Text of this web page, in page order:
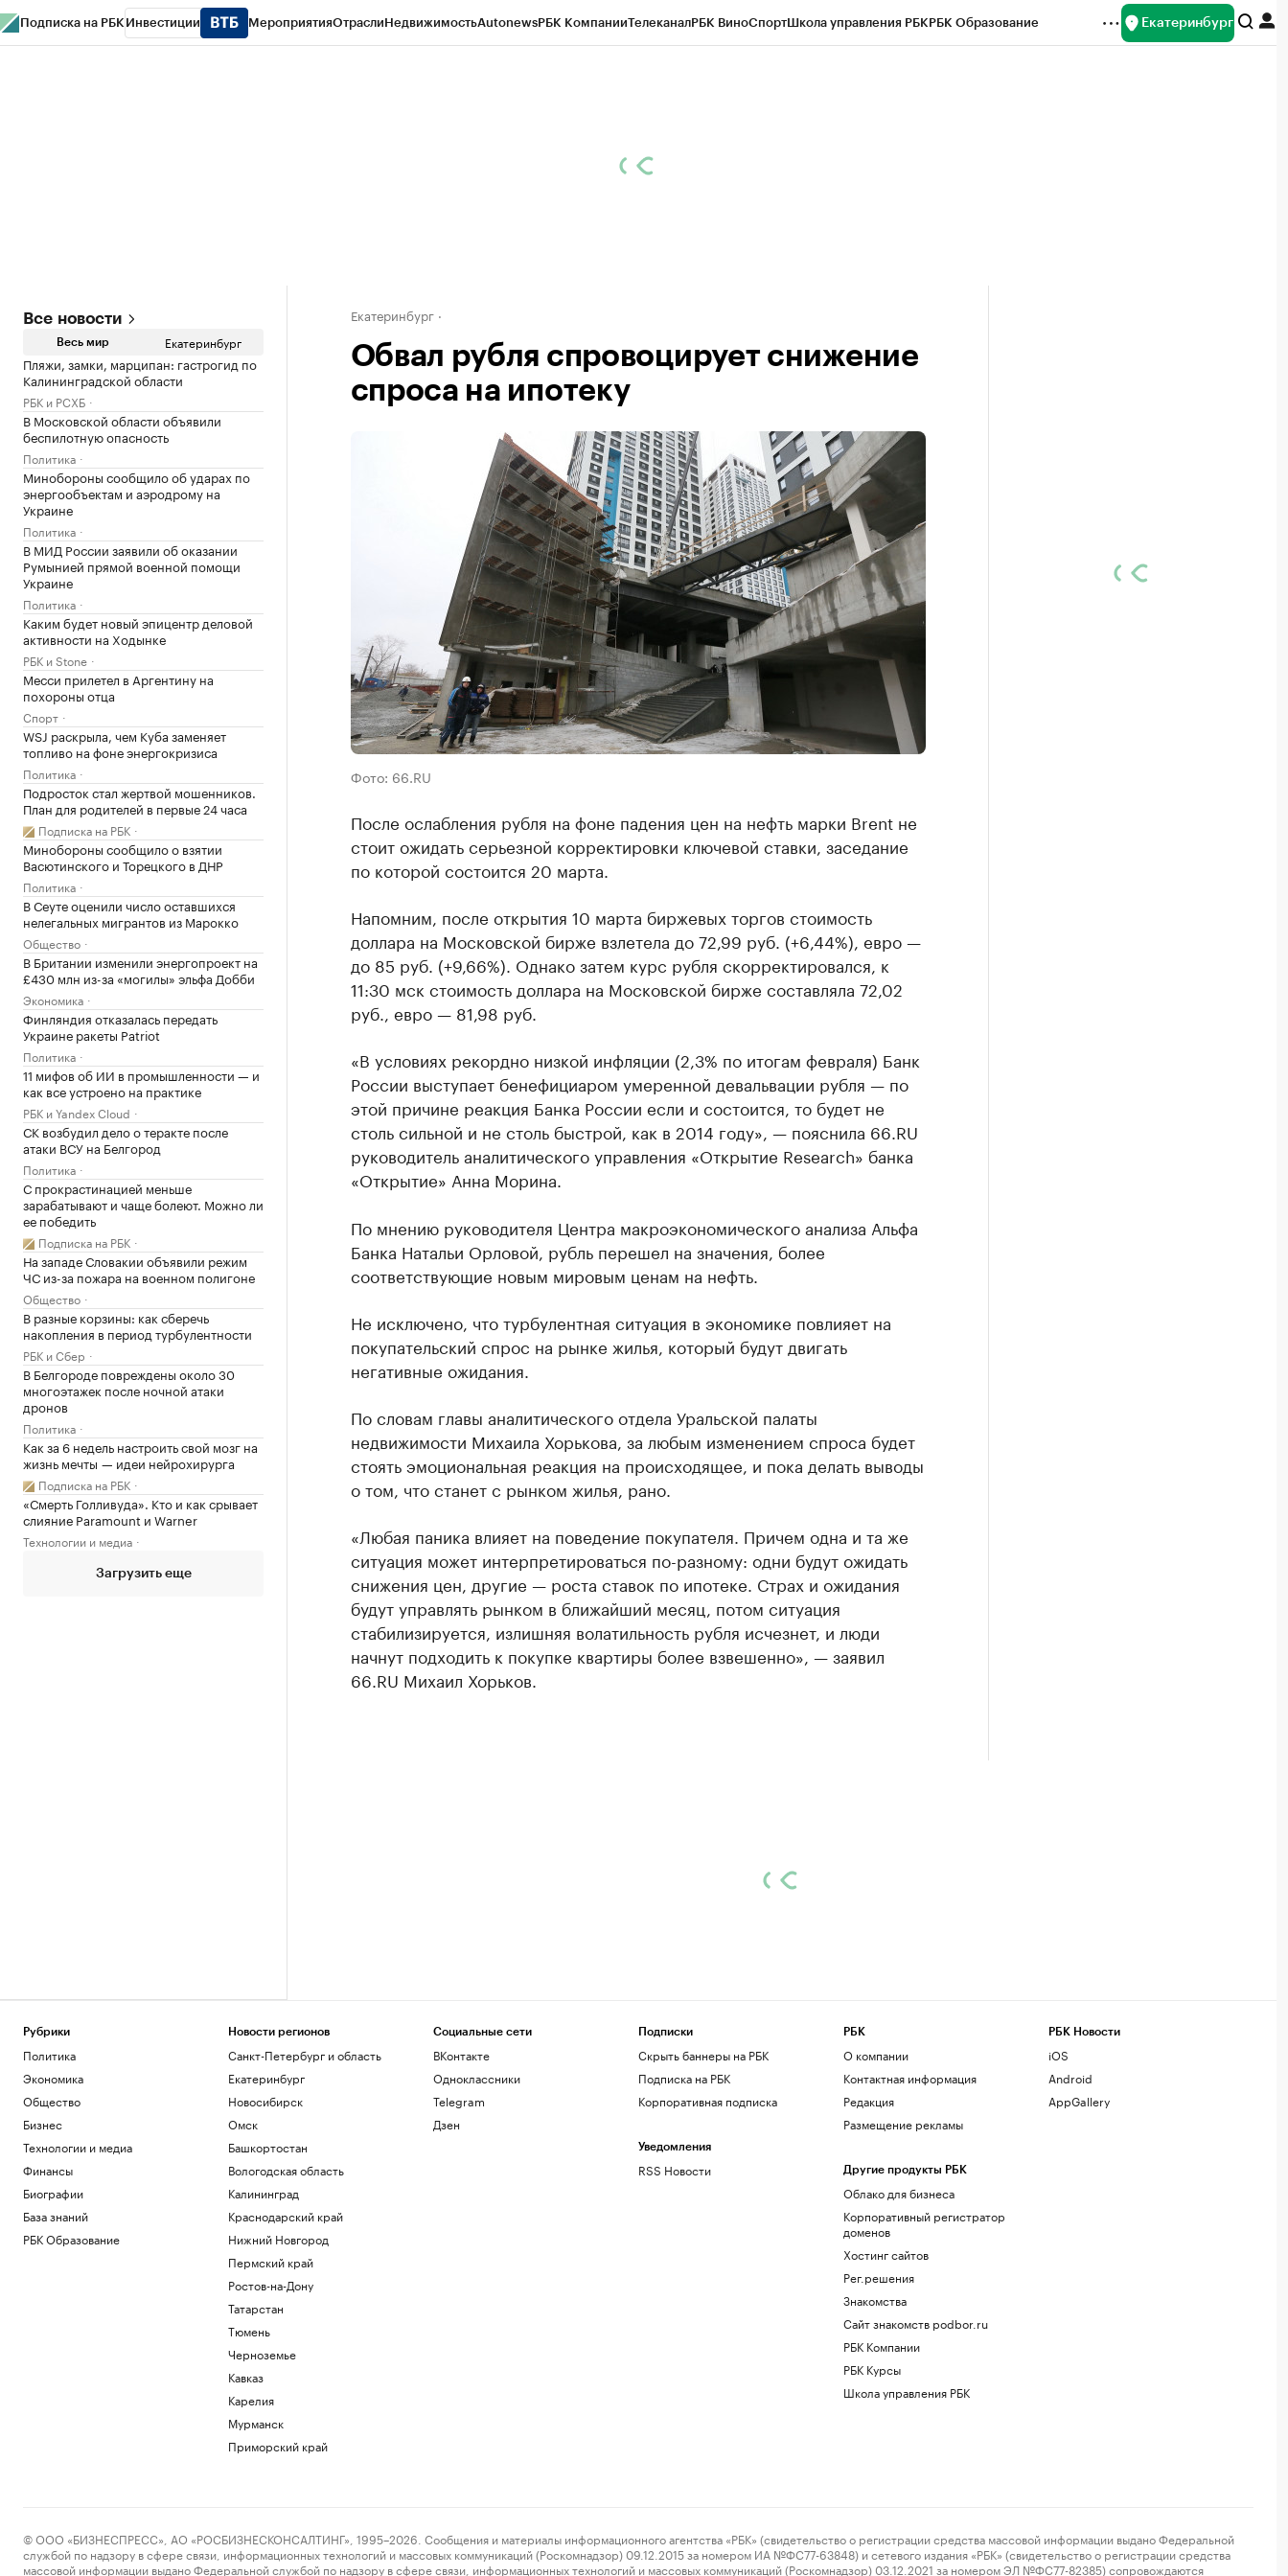
Подписка на РБК Инвестиции МероприятияОтраслиНедвижимостьAutonewsРБК КомпанииТелеканалРБК ВиноСпортШкола управления РБКРБК Образование Екатеринбург
Все новости
Весь мир Екатеринбург
Пляжи, замки, марципан: гастрогид по
Калининградской области
РБК и РСХБ
В Московской области объявили
беспилотную опасность
Политика
Минобороны сообщило об ударах по
энергообъектам и аэродрому на
Украине
Политика
В МИД России заявили об оказании
Румынией прямой военной помощи
Украине
Политика
Каким будет новый эпицентр деловой
активности на Ходынке
РБК и Stone
Месси прилетел в Аргентину на
похороны отца
Спорт
WSJ раскрыла, чем Куба заменяет
топливо на фоне энергокризиса
Политика
Подросток стал жертвой мошенников.
План для родителей в первые 24 часа
Подписка на РБК
Минобороны сообщило о взятии
Васютинского и Торецкого в ДНР
Политика
В Сеуте оценили число оставшихся
нелегальных мигрантов из Марокко
Общество
В Британии изменили энергопроект на
£430 млн из-за «могилы» эльфа Добби
Экономика
Финляндия отказалась передать
Украине ракеты Patriot
Политика
11 мифов об ИИ в промышленности — и
как все устроено на практике
РБК и Yandex Cloud
СК возбудил дело о теракте после
атаки ВСУ на Белгород
Политика
С прокрастинацией меньше
зарабатывают и чаще болеют. Можно ли
ее победить
Подписка на РБК
На западе Словакии объявили режим
ЧС из-за пожара на военном полигоне
Общество
В разные корзины: как сберечь
накопления в период турбулентности
РБК и Сбер
В Белгороде повреждены около 30
многоэтажек после ночной атаки
дронов
Политика
Как за 6 недель настроить свой мозг на
жизнь мечты — идеи нейрохирурга
Подписка на РБК
«Смерть Голливуда». Кто и как срывает
слияние Paramount и Warner
Технологии и медиа
Загрузить еще
Екатеринбург
Обвал рубля спровоцирует снижение
спроса на ипотеку
Фото: 66.RU
После ослабления рубля на фоне падения цен на нефть марки Brent не
стоит ожидать серьезной корректировки ключевой ставки, заседание
по которой состоится 20 марта.
Напомним, после открытия 10 марта биржевых торгов стоимость
доллара на Московской бирже взлетела до 72,99 руб. (+6,44%), евро —
до 85 руб. (+9,66%). Однако затем курс рубля скорректировался, к
11:30 мск стоимость доллара на Московской бирже составляла 72,02
руб., евро — 81,98 руб.
«В условиях рекордно низкой инфляции (2,3% по итогам февраля) Банк
России выступает бенефициаром умеренной девальвации рубля — по
этой причине реакция Банка России если и состоится, то будет не
столь сильной и не столь быстрой, как в 2014 году», — пояснила 66.RU
руководитель аналитического управления «Открытие Research» банка
«Открытие» Анна Морина.
По мнению руководителя Центра макроэкономического анализа Альфа
Банка Натальи Орловой, рубль перешел на значения, более
соответствующие новым мировым ценам на нефть.
Не исключено, что турбулентная ситуация в экономике повлияет на
покупательский спрос на рынке жилья, который будут двигать
негативные ожидания.
По словам главы аналитического отдела Уральской палаты
недвижимости Михаила Хорькова, за любым изменением спроса будет
стоять эмоциональная реакция на происходящее, и пока делать выводы
о том, что станет с рынком жилья, рано.
«Любая паника влияет на поведение покупателя. Причем одна и та же
ситуация может интерпретироваться по-разному: одни будут ожидать
снижения цен, другие — роста ставок по ипотеке. Страх и ожидания
будут управлять рынком в ближайший месяц, потом ситуация
стабилизируется, излишняя волатильность рубля исчезнет, и люди
начнут подходить к покупке квартиры более взвешенно», — заявил
66.RU Михаил Хорьков.
Рубрики
Политика
Экономика
Общество
Бизнес
Технологии и медиа
Финансы
Биографии
База знаний
РБК Образование
Новости регионов
Санкт-Петербург и область
Екатеринбург
Новосибирск
Омск
Башкортостан
Вологодская область
Калининград
Краснодарский край
Нижний Новгород
Пермский край
Ростов-на-Дону
Татарстан
Тюмень
Черноземье
Кавказ
Карелия
Мурманск
Приморский край
Социальные сети
ВКонтакте
Одноклассники
Telegram
Дзен
Подписки
Скрыть баннеры на РБК
Подписка на РБК
Корпоративная подписка
Уведомления
RSS Новости
РБК
О компании
Контактная информация
Редакция
Размещение рекламы
Другие продукты РБК
Облако для бизнеса
Корпоративный регистратор
доменов
Хостинг сайтов
Рег.решения
Знакомства
Сайт знакомств podbor.ru
РБК Компании
РБК Курсы
Школа управления РБК
РБК Новости
iOS
Android
AppGallery
© ООО «БИЗНЕСПРЕСС», АО «РОСБИЗНЕСКОНСАЛТИНГ», 1995–2026. Сообщения и материалы информационного агентства «РБК» (свидетельство о регистрации средства массовой информации выдано Федеральной
службой по надзору в сфере связи, информационных технологий и массовых коммуникаций (Роскомнадзор) 09.12.2015 за номером ИА №ФС77-63848) и сетевого издания «РБК» (свидетельство о регистрации средства
массовой информации выдано Федеральной службой по надзору в сфере связи, информационных технологий и массовых коммуникаций (Роскомнадзор) 03.12.2021 за номером ЭЛ №ФС77-82385) сопровождаются